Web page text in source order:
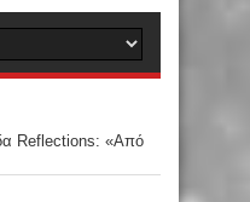
Reflections: «Από